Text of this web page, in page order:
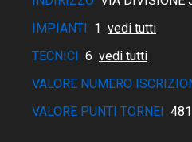
IMPIANTI 1 vedi tutti
TECNICI 6 vedi tutti
VALORE NUMERO
VALORE PUNTI TORNEI 481